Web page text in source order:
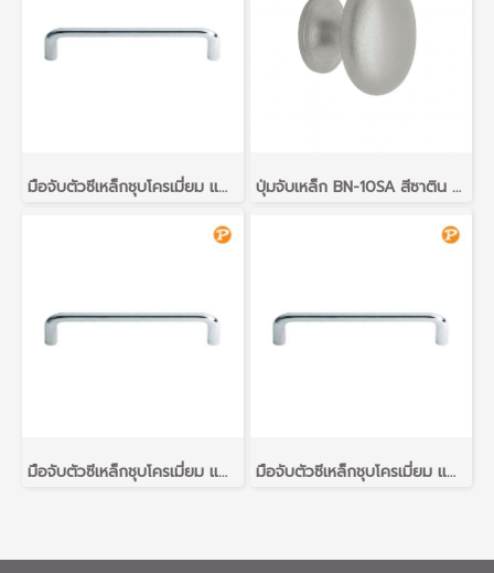
มือจับตัวซีเหล็กชุบโครเมี่ยม แพ็ค 1 ชิ้น ปุ่มจับเหล็ก BN-10SA สีซาติน แพ็ค 1 ชิ้น
มือจับตัวซีเหล็กชุบโครเมี่ยม แพ็ค 1 ชิ้น มือจับตัวซีเหล็กชุบโครเมี่ยม แพ็ค 1 ชิ้น